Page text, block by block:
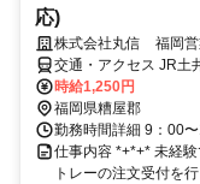
応)
株式会社丸信 福岡営
交通・アクセス JR土
時給1,250円
福岡県糟屋郡
勤務時間詳細 9：00
仕事内容 *+*+* 未経
トレーの注文受付を